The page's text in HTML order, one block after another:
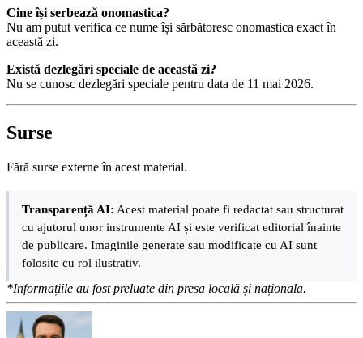
Cine își serbează onomastica?
Nu am putut verifica ce nume își sărbătoresc onomastica exact în
această zi.
Există dezlegări speciale de această zi?
Nu se cunosc dezlegări speciale pentru data de 11 mai 2026.
Surse
Fără surse externe în acest material.
Transparență AI: Acest material poate fi redactat sau structurat
cu ajutorul unor instrumente AI și este verificat editorial înainte
de publicare. Imaginile generate sau modificate cu AI sunt
folosite cu rol ilustrativ.
*Informațiile au fost preluate din presa locală și naționala.